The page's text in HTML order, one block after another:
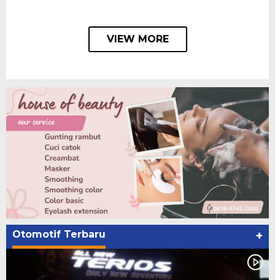
VIEW MORE
Otomotif Terbaru +